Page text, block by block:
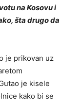
na Kosovu i
šta drugo da
je prikovan uz
je kisele
kako bi se